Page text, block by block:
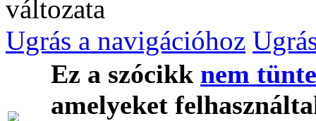
Ugrás a navigációhoz
Ez a szócikk nem
amelyeket